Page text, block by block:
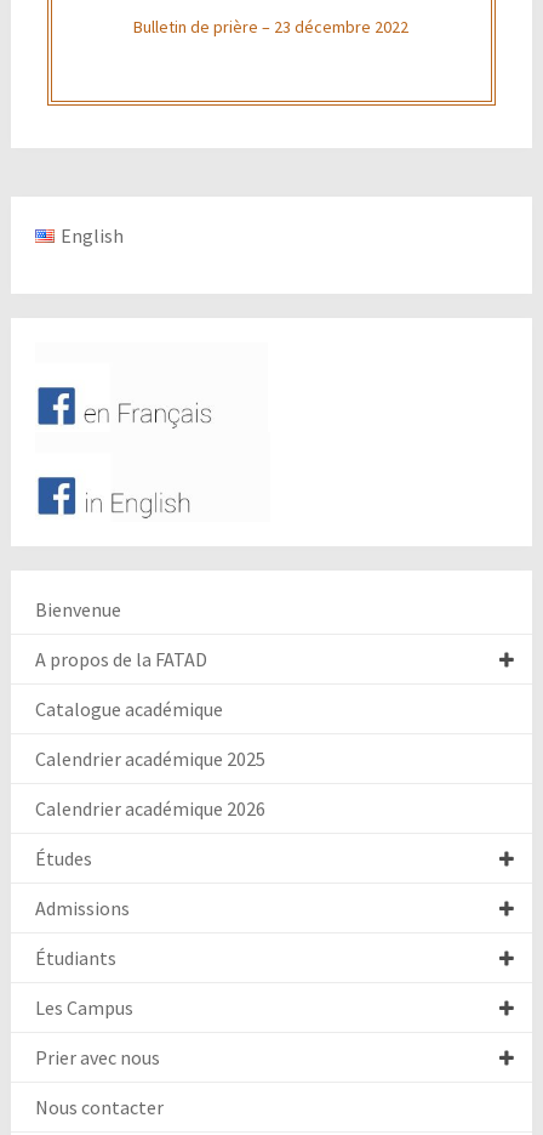
Bulletin de prière – 23 décembre 2022
English
Bienvenue
A propos de la FATAD
Catalogue académique
Calendrier académique 2025
Calendrier académique 2026
Études
Admissions
Étudiants
Les Campus
Prier avec nous
Nous contacter